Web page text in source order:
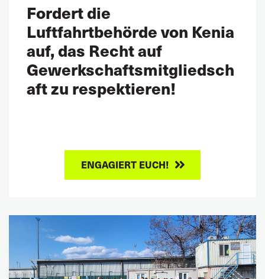
Fordert die
Luftfahrtbehörde von Kenia
auf, das Recht auf
Gewerkschaftsmitgliedsch
aft zu respektieren!
ENGAGIERT EUCH!